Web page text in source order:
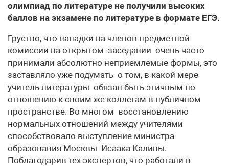
олимпиад по литературе не получили высоких
баллов на экзамене по литературе в формате ЕГЭ.
Грустно, что нападки на членов предметной
комиссии на открытом заседании очень часто
принимали абсолютно неприемлемые формы, это
заставляло уже подумать о том, в какой мере
учитель литературы обязан быть этичным по
отношению к своим же коллегам в публичном
пространстве. Во многом восстановлению
нормальных отношений между учителями
способствовало выступление министра
образования Москвы Исаака Калины.
Поблагодарив тех экспертов, что работали в